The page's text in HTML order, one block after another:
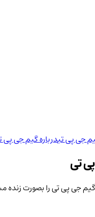
جی پی تیدرباره گیم جی پی
تی
گیم جی پی تی را بصورت